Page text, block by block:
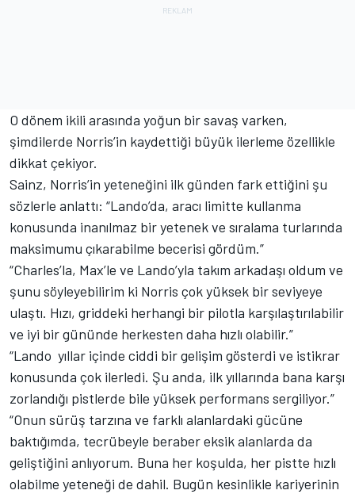
O dönem ikili arasında yoğun bir savaş varken,
şimdilerde Norris’in kaydettiği büyük ilerleme özellikle
dikkat çekiyor.
Sainz, Norris’in yeteneğini ilk günden fark ettiğini şu
sözlerle anlattı: “Lando’da, aracı limitte kullanma
konusunda inanılmaz bir yetenek ve sıralama turlarında
maksimumu çıkarabilme becerisi gördüm.”
“Charles’la, Max’le ve Lando’yla takım arkadaşı oldum ve
şunu söyleyebilirim ki Norris çok yüksek bir seviyeye
ulaştı. Hızı, griddeki herhangi bir pilotla karşılaştırılabilir
ve iyi bir gününde herkesten daha hızlı olabilir.”
“Lando yıllar içinde ciddi bir gelişim gösterdi ve istikrar
konusunda çok ilerledi. Şu anda, ilk yıllarında bana karşı
zorlandığı pistlerde bile yüksek performans sergiliyor.”
“Onun sürüş tarzına ve farklı alanlardaki gücüne
baktığımda, tecrübeyle beraber eksik alanlarda da
geliştiğini anlıyorum. Buna her koşulda, her pistte hızlı
olabilme yeteneği de dahil. Bugün kesinlikle kariyerinin